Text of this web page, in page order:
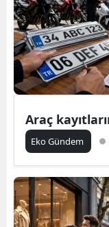
Araç
Eko Gündem